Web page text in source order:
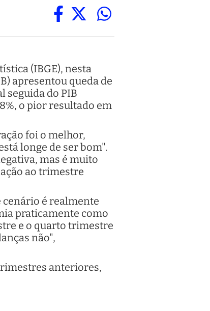
(IBGE), nesta
apresentou queda de
seguida do PIB
o pior resultado em
foi o melhor,
longe de ser bom".
mas é muito
ao trimestre
cenário é realmente
praticamente como
e o quarto trimestre
não",
anteriores,